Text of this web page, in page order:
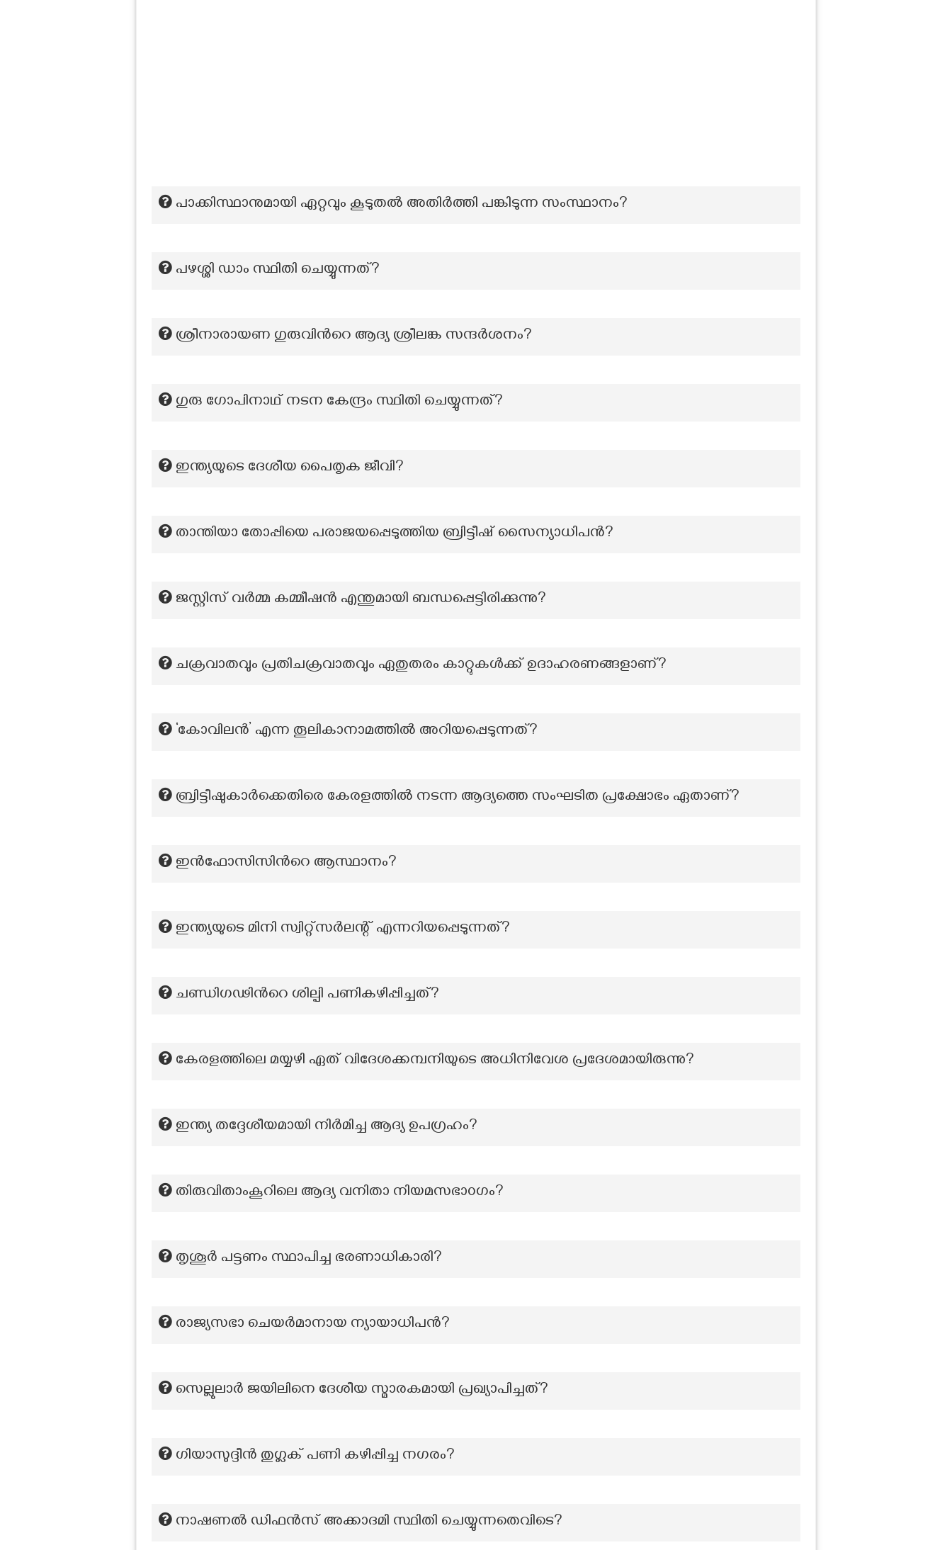
പാക്കിസ്ഥാനുമായി ഏറ്റവും കൂടുതൽ അതിർത്തി പങ്കിടുന്ന സംസ്ഥാനം?
പഴശ്ശി ഡാം സ്ഥിതി ചെയ്യുന്നത്?
ശ്രീനാരായണ ഗുരുവിന്‍റെ ആദ്യ ശ്രീലങ്ക സന്ദർശനം?
ഗുരു ഗോപിനാഥ് നടന കേന്ദ്രം സ്ഥിതി ചെയ്യുന്നത്?
ഇന്ത്യയുടെ ദേശീയ പൈതൃക ജീവി?
താന്തിയാ തോപ്പിയെ പരാജയപ്പെടുത്തിയ ബ്രിട്ടീഷ് സൈന്യാധിപൻ?
ജസ്റ്റിസ്‌ വര്‍മ്മ കമ്മീഷന്‍ എന്തുമായി ബന്ധപ്പെട്ടിരിക്കുന്നു?
ചക്രവാതവും പ്രതിചക്രവാതവും ഏതുതരം കാറ്റുകൾക്ക് ഉദാഹരണങ്ങളാണ്?
‘കോവിലൻ’ എന്ന തൂലികാനാമത്തില്‍ അറിയപ്പെടുന്നത്?
ബ്രിട്ടീഷുകാർക്കെതിരെ കേരളത്തിൽ നടന്ന ആദ്യത്തെ സംഘടിത പ്രക്ഷോഭം ഏതാണ്?
ഇൻഫോസിസിന്‍റെ ആസ്ഥാനം?
ഇന്ത്യയുടെ മിനി സ്വിറ്റ്സർലന്റ് എന്നറിയപ്പെടുന്നത്?
ചണ്ഡിഗഢിന്‍റെ ശില്പി പണികഴിപ്പിച്ചത്?
കേരളത്തിലെ മയ്യഴി ഏത് വിദേശക്കമ്പനിയുടെ അധിനിവേശ പ്രദേശമായിരുന്നു?
ഇന്ത്യ തദ്ദേശീയമായി നിർമിച്ച ആദ്യ ഉപഗ്രഹം?
തിരുവിതാംകൂറിലെ ആദ്യ വനിതാ നിയമസഭാ൦ഗം?
തൃശൂർ പട്ടണം സ്ഥാപിച്ച ഭരണാധികാരി?
രാജ്യസഭാ ചെയർമാനായ ന്യായാധിപൻ?
സെല്ലുലാർ ജയിലിനെ ദേശീയ സ്മാരകമായി പ്രഖ്യാപിച്ചത്?
ഗിയാസുദ്ദീൻ തുഗ്ലക് പണി കഴിപ്പിച്ച നഗരം?
നാഷണൽ ഡിഫൻസ് അക്കാദമി സ്ഥിതി ചെയ്യുന്നതെവിടെ?